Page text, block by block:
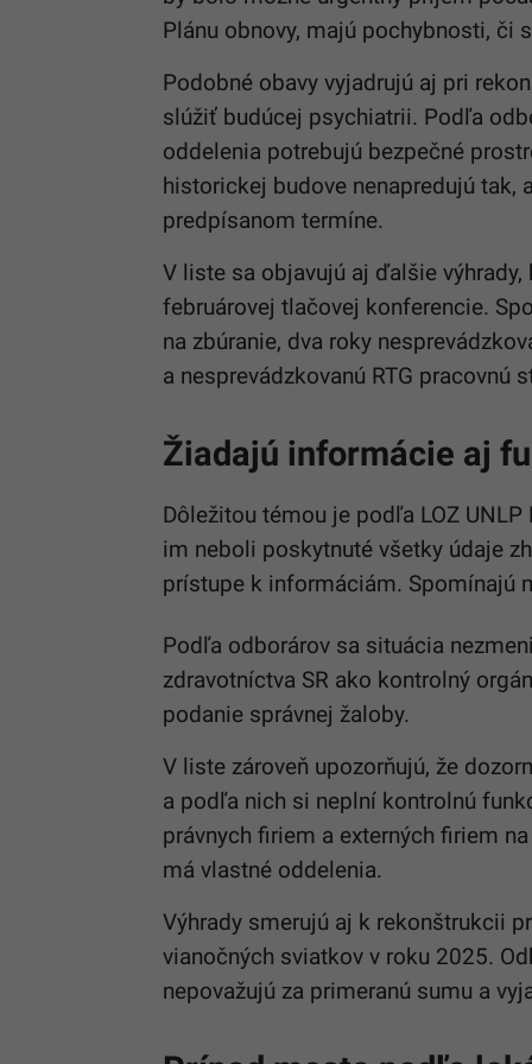
Plánu obnovy, majú pochybnosti, či
Podobné obavy vyjadrujú aj pri
slúžiť budúcej psychiatrii. Podľa
oddelenia potrebujú bezpečné
historickej budove nenapredujú tak,
predpísanom termíne.
V liste sa objavujú aj ďalšie
februárovej tlačovej konferencie.
na zbúranie, dva roky
a nesprevádzkovanú RTG pracovnú
Žiadajú informácie aj
Dôležitou témou je podľa LOZ
im neboli poskytnuté všetky údaje
prístupe k informáciám. Spomínajú
Podľa odborárov sa situácia
zdravotníctva SR ako kontrolný
podanie správnej žaloby.
V liste zároveň upozorňujú, že
a podľa nich si neplní kontrolnú
právnych firiem a externých firiem
má vlastné oddelenia.
Výhrady smerujú aj k rekonštrukcii
vianočných sviatkov v roku 2025.
nepovažujú za primeranú sumu a